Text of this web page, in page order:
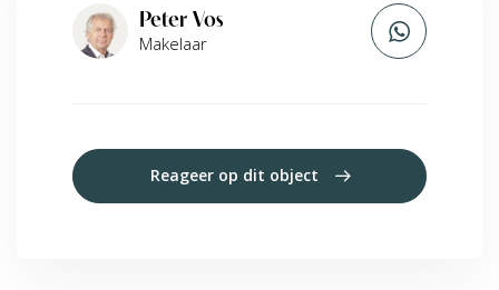
Peter Vos
Makelaar
Reageer op dit object